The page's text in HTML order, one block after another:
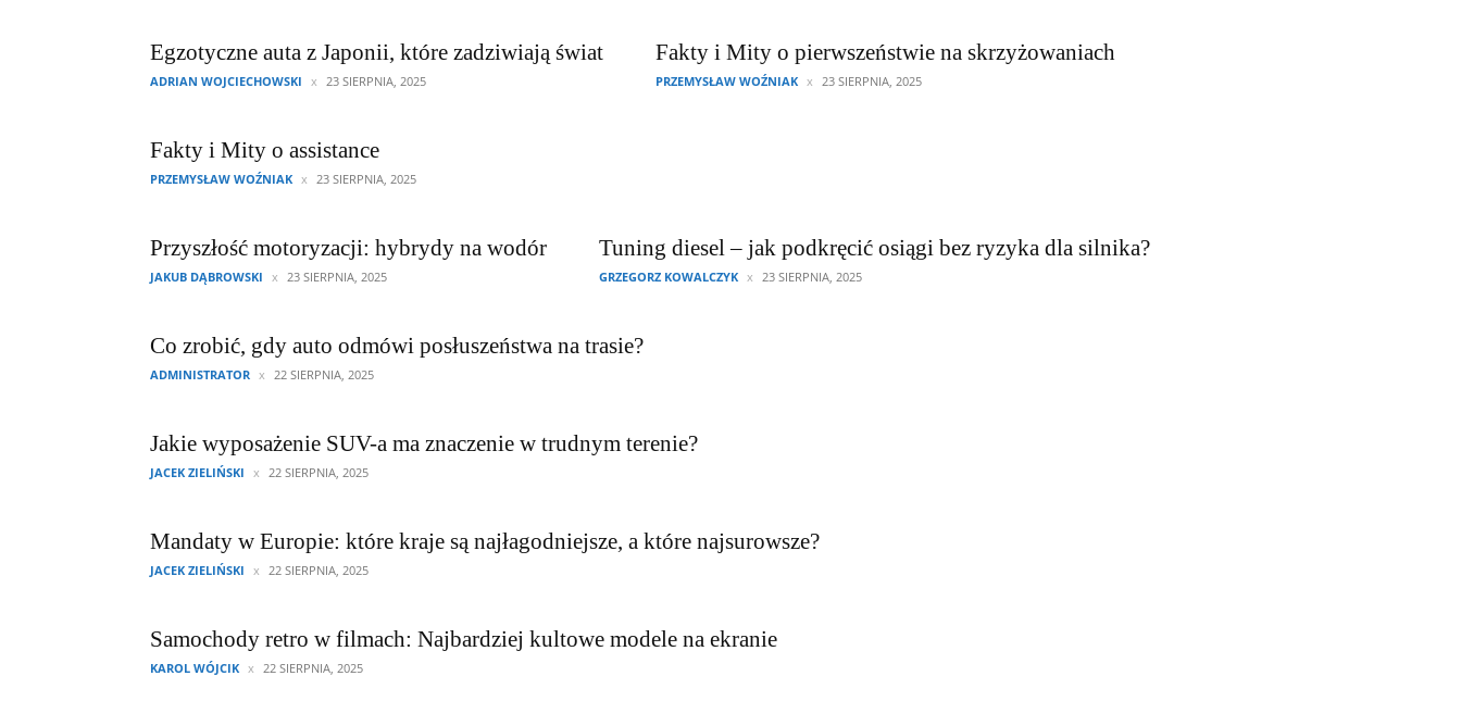
Egzotyczne auta z Japonii, które zadziwiają świat
ADRIAN WOJCIECHOWSKI 23 SIERPNIA, 2025
Fakty i Mity o pierwszeństwie na skrzyżowaniach
PRZEMYSŁAW WOŹNIAK 23 SIERPNIA, 2025
Fakty i Mity o assistance
PRZEMYSŁAW WOŹNIAK 23 SIERPNIA, 2025
Przyszłość motoryzacji: hybrydy na wodór
JAKUB DĄBROWSKI 23 SIERPNIA, 2025
Tuning diesel – jak podkręcić osiągi bez ryzyka dla silnika?
GRZEGORZ KOWALCZYK 23 SIERPNIA, 2025
Co zrobić, gdy auto odmówi posłuszeństwa na trasie?
ADMINISTRATOR 22 SIERPNIA, 2025
Jakie wyposażenie SUV-a ma znaczenie w trudnym terenie?
JACEK ZIELIŃSKI 22 SIERPNIA, 2025
Mandaty w Europie: które kraje są najłagodniejsze, a które najsurowsze?
JACEK ZIELIŃSKI 22 SIERPNIA, 2025
Samochody retro w filmach: Najbardziej kultowe modele na ekranie
KAROL WÓJCIK 22 SIERPNIA, 2025